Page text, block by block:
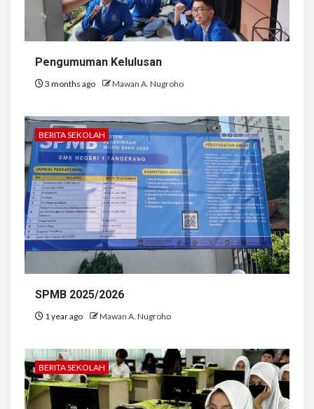
Pengumuman Kelulusan
3 months ago Mawan A. Nugroho
BERITA SEKOLAH
SPMB 2025/2026
1 year ago Mawan A. Nugroho
BERITA SEKOLAH